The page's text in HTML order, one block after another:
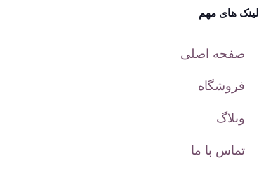
لینک های مهم
صفحه اصلی
فروشگاه
وبلاگ
تماس با ما